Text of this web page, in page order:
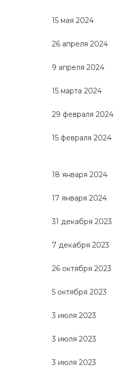
15 мая 2024
26 апреля 2024
9 апреля 2024
15 марта 2024
29 февраля 2024
15 февраля 2024
18 января 2024
17 января 2024
31 декабря 2023
7 декабря 2023
26 октября 2023
5 октября 2023
3 июля 2023
3 июля 2023
3 июля 2023